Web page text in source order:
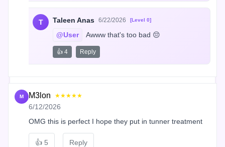
T Taleen Anas 6/22/2026 [Level 0]
@User Awww that's too bad 😔
👍 4 Reply
M M3lon ★★★★★
6/12/2026
OMG this is perfect I hope they put in tunner treatment
👍 5 Reply